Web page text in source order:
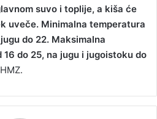
suvo i toplije, a kiša će
uveče. Minimalna temperatura
do 22. Maksimalna
do 25, na jugu i jugoistoku do